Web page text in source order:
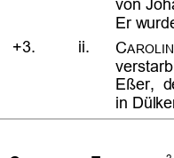
 